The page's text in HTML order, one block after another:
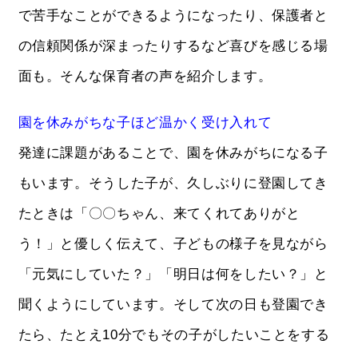
で苦手なことができるようになったり、保護者と
の信頼関係が深まったりするなど喜びを感じる場
面も。そんな保育者の声を紹介します。
園を休みがちな子ほど温かく受け入れて
発達に課題があることで、園を休みがちになる子
もいます。そうした子が、久しぶりに登園してき
たときは「〇〇ちゃん、来てくれてありがと
う！」と優しく伝えて、子どもの様子を見ながら
「元気にしていた？」「明日は何をしたい？」と
聞くようにしています。そして次の日も登園でき
たら、たとえ10分でもその子がしたいことをする